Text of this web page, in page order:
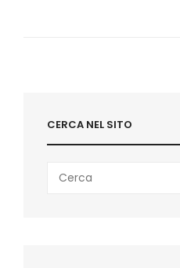
CERCA NEL SITO
for: